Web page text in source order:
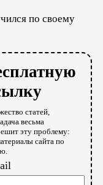
по своему
статей,
весьма
эту проблему:
сайта по